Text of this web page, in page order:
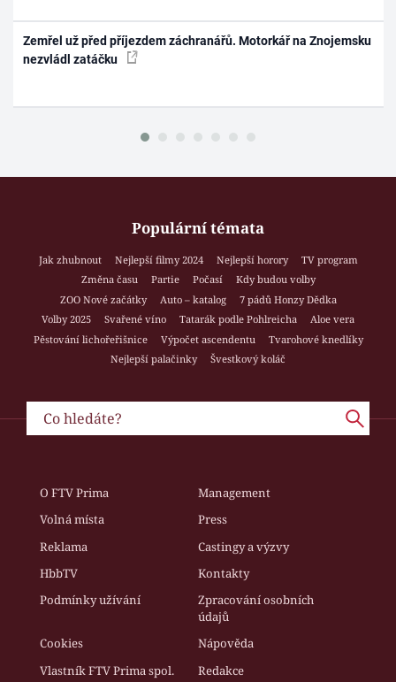
Zemřel už před příjezdem záchranářů. Motorkář na Znojemsku
nezvládl zatáčku
Populární témata
Jak zhubnout Nejlepší filmy 2024 Nejlepší horory
TV program
Změna času
Partie Počasí
Kdy budou volby
ZOO Nové začátky
Auto – katalog
7 pádů Honzy Dědka
Volby 2025
Svařené víno Tatarák podle Pohlreicha
Aloe vera
Pěstování lichořeřišnice
Výpočet ascendentu
Tvarohové knedlíky
Nejlepší palačinky
Švestkový koláč
O FTV Prima
Management
Volná místa
Press
Reklama
Castingy a výzvy
HbbTV
Kontakty
Podmínky užívání
Zpracování osobních
údajů
Cookies
Nápověda
Vlastník FTV Prima spol.
Redakce